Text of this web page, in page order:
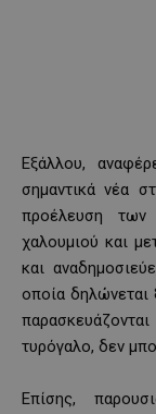
Εξάλλου,
σημαντικά νέα
προέλευση
χαλουμιού και
και
οποία δηλώνεται
τυρόγαλο, δεν
Επίσης,